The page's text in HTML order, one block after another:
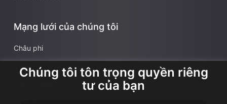
Mạng lưới của chúng tôi
Châu phi
Châu Á
Chúng tôi tôn trọng quyền riêng
tư của bạn